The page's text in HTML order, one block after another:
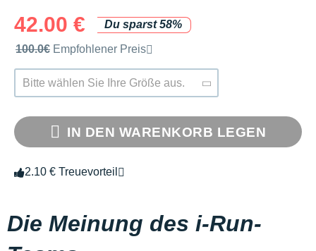
42.00 €
Du sparst 58%
Unverbindliche Preisempfehlung der Marke
100.0€ Empfohlener Preis
Bitte wählen Sie Ihre Größe aus.
IN DEN WARENKORB LEGEN
2.10 € Treuevorteil
Die Meinung des i-Run-